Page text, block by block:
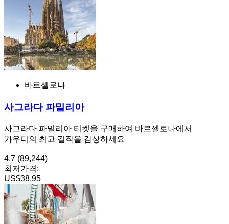
바르셀로나
사그라다 파밀리아
사그라다 파밀리아 티켓을 구매하여 바르셀로나에서
가우디의 최고 걸작을 감상하세요
4.7 (89,244)
최저가격:
US$38.95